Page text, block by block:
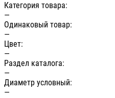
Категория товара:
—
Одинаковый товар:
—
Цвет:
—
Раздел каталога:
—
Диаметр условный:
—